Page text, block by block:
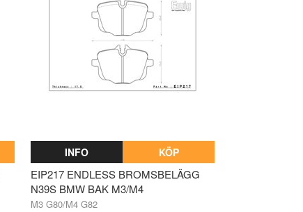
INFO KÖP
EIP217 ENDLESS BROMSBELÄGG
N39S BMW BAK M3/M4
M3 G80/M4 G82